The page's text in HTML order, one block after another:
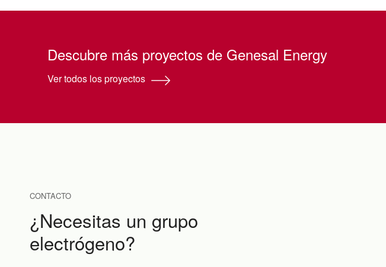
Descubre más proyectos de Genesal Energy
Ver todos los proyectos
CONTACTO
¿Necesitas un grupo
electrógeno?